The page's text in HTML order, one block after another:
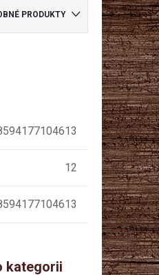
PRODUKTY
12
kategorii